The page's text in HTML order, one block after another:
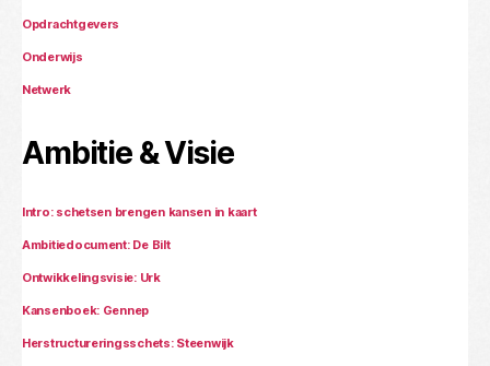
Opdrachtgevers
Onderwijs
Netwerk
Ambitie & Visie
Intro: schetsen brengen kansen in kaart
Ambitiedocument: De Bilt
Ontwikkelingsvisie: Urk
Kansenboek: Gennep
Herstructureringsschets: Steenwijk